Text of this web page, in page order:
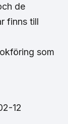
de
finns till
som
12